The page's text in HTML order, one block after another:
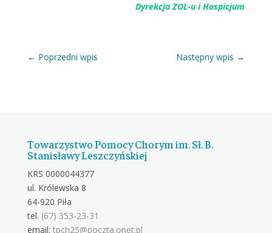
Dyrekcja ZOL-u i Hospicjum
← Poprzedni wpis Następny wpis →
Towarzystwo Pomocy Chorym im. Sł. B.
Stanisławy Leszczyńskiej
KRS 0000044377
ul. Królewska 8
64-920 Piła
tel. (67) 353-23-31
email: tpch25@poczta.onet.pl